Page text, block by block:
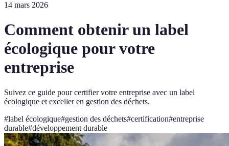
14 mars 2026
Comment obtenir un label
écologique pour votre
entreprise
Suivez ce guide pour certifier votre entreprise avec un label
écologique et exceller en gestion des déchets.
#label écologique#gestion des déchets#certification#entreprise
durable#développement durable